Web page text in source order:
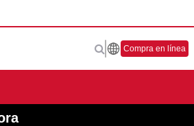
Compra en línea